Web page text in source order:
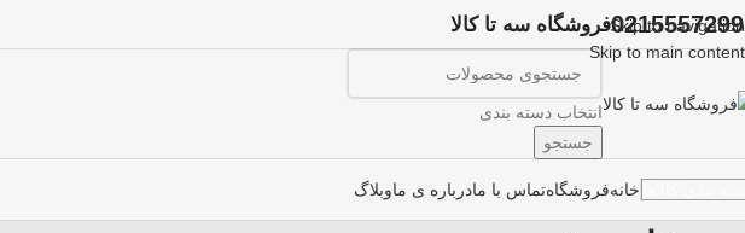
Skip to navigation
Skip to main content
فروشگاه سه تا کالا
انتخاب دسته بندی
جستجو
خانهفروشگاهتماس با مادرباره ی ماوبلاگ